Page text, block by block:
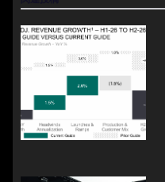
ゲ
ー
シ
ョ